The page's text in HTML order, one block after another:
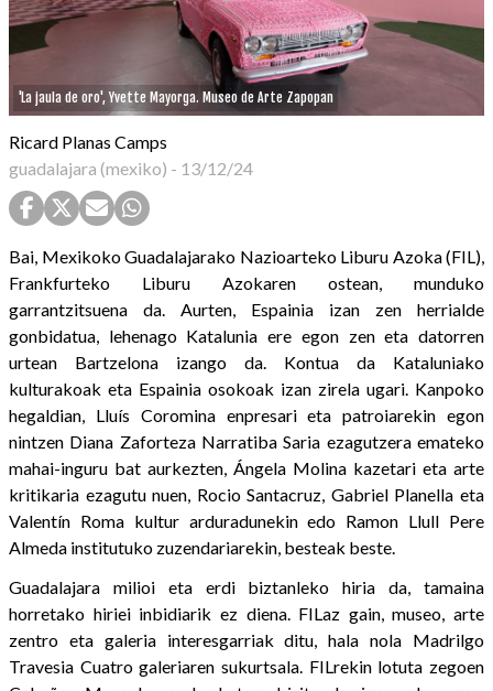
'La jaula de oro', Yvette Mayorga. Museo de Arte Zapopan
Ricard Planas Camps
guadalajara (mexiko) - 13/12/24
Bai, Mexikoko Guadalajarako Nazioarteko Liburu Azoka (FIL),
Frankfurteko Liburu Azokaren ostean, munduko
garrantzitsuena da. Aurten, Espainia izan zen herrialde
gonbidatua, lehenago Katalunia ere egon zen eta datorren
urtean Bartzelona izango da. Kontua da Kataluniako
kulturakoak eta Espainia osokoak izan zirela ugari. Kanpoko
hegaldian, Lluís Coromina enpresari eta patroiarekin egon
nintzen Diana Zaforteza Narratiba Saria ezagutzera emateko
mahai-inguru bat aurkezten, Ángela Molina kazetari eta arte
kritikaria ezagutu nuen, Rocio Santacruz, Gabriel Planella eta
Valentín Roma kultur arduradunekin edo Ramon Llull Pere
Almeda institutuko zuzendariarekin, besteak beste.
Guadalajara milioi eta erdi biztanleko hiria da, tamaina
horretako hiriei inbidiarik ez diena. FILaz gain, museo, arte
zentro eta galeria interesgarriak ditu, hala nola Madrilgo
Travesia Cuatro galeriaren sukurtsala. FILrekin lotuta zegoen